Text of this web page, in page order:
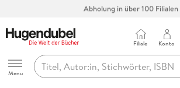
Abholung in über 100 Filialen
Hugendubel
Menu
Filiale Konto